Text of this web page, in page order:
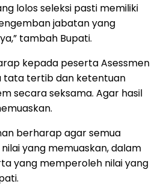
lolos seleksi pasti memiliki
jabatan yang
tambah Bupati.
kepada peserta Asessmen
tata tertib dan ketentuan
secara seksama. Agar hasil
berharap agar semua
yang memuaskan, dalam
yang memperoleh nilai yang